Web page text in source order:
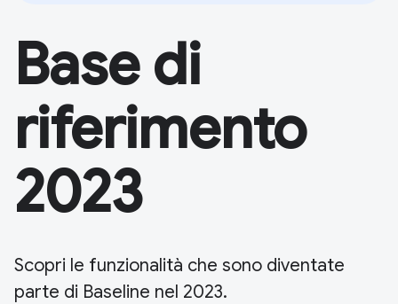
Base di
riferimento
2023
Scopri le funzionalità che sono diventate
parte di Baseline nel 2023.